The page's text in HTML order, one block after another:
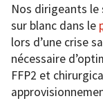
Nos dirigeants le
sur blanc dans le
lors d’une crise
nécessaire
FFP2 et